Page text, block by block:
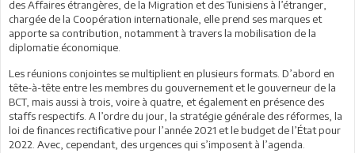
des Affaires étrangères, de la Migration et des Tunisiens à l’étranger,
chargée de la Coopération internationale, elle prend ses marques et
apporte sa contribution, notamment à travers la mobilisation de la
diplomatie économique.
Les réunions conjointes se multiplient en plusieurs formats. D’abord en
tête-à-tête entre les membres du gouvernement et le gouverneur de la
BCT, mais aussi à trois, voire à quatre, et également en présence des
staffs respectifs. A l’ordre du jour, la stratégie générale des réformes, la
loi de finances rectificative pour l’année 2021 et le budget de l’État pour
2022. Avec, cependant, des urgences qui s’imposent à l’agenda.